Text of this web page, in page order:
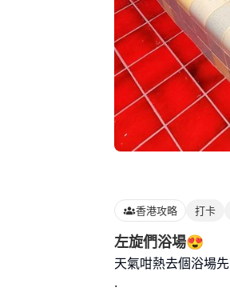
香港攻略 打卡
左旋們浴場😍
天氣咁熱去個浴場
.